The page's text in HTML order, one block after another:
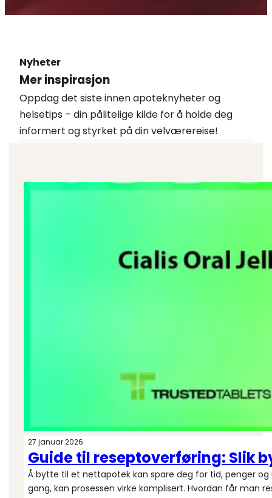
Nyheter
Mer inspirasjon
Oppdag det siste innen apoteknyheter og
helsetips – din pålitelige kilde for å holde deg
informert og styrket på din velværereise!
27 januar 2026
Guide til reseptoverføring: Slik
Å bytte til et nettapotek kan spare deg for tid, penger
gang, kan prosessen virke komplisert. Hvordan får man